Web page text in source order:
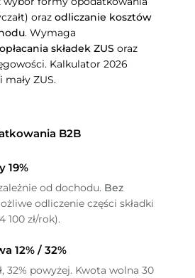
orazodliczanie kosztów
. Wymaga
składek ZUS oraz
Kalkulator 2026
ZUS.
B2B
19%
od dochodu. Bez
odliczenie części składki
100 zł/rok).
12% / 32%
32% powyżej. Kwota wolna 30